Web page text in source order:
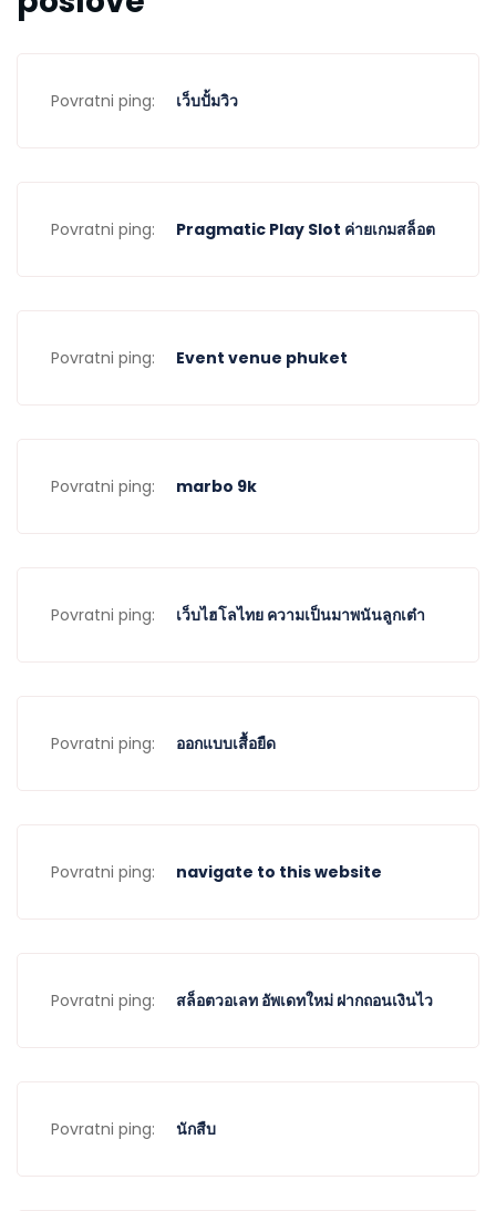
Povratni ping: เว็บปั้มวิว
Povratni ping: Pragmatic Play Slot ค่ายเกมสล็อต
Povratni ping: Event venue phuket
Povratni ping: marbo 9k
Povratni ping: เว็บไฮโลไทย ความเป็นมาพนันลูกเต๋า
Povratni ping: ออกแบบเสื้อยืด
Povratni ping: navigate to this website
Povratni ping: สล็อตวอเลท อัพเดทใหม่ ฝากถอนเงินไว
Povratni ping: นักสืบ